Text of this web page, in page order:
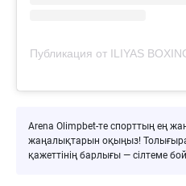
Публикация от ILIYAS
Arena Olimpbet-те спорттың ең
жаңалықтарын оқыңыз!
қажеттінің барлығы — сілтеме